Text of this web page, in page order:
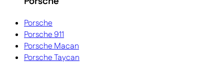
Porsche
Porsche 911
Porsche Macan
Porsche Taycan